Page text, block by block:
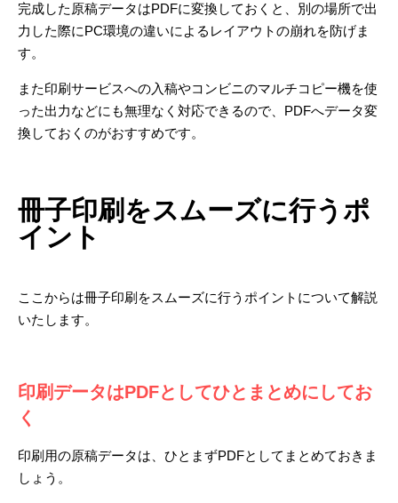
完成した原稿データはPDFに変換しておくと、別の場所で出
力した際にPC環境の違いによるレイアウトの崩れを防げま
す。
また印刷サービスへの入稿やコンビニのマルチコピー機を使
った出力などにも無理なく対応できるので、PDFへデータ変
換しておくのがおすすめです。
冊子印刷をスムーズに行うポ
イント
ここからは冊子印刷をスムーズに行うポイントについて解説
いたします。
印刷データはPDFとしてひとまとめにしてお
く
印刷用の原稿データは、ひとまずPDFとしてまとめておきま
しょう。